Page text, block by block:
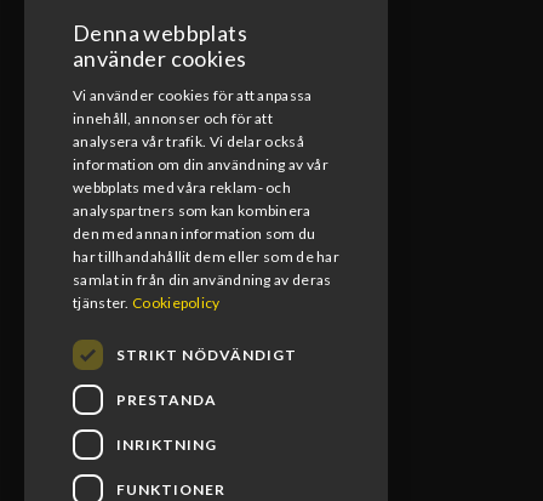
ÖPPETTIDER VERKSTAD
Måndag-Fredag
08:00-17:00
Lunchstängt
12:00-13:00
Denna webbplats
använder cookies
Vi använder cookies för att anpassa
innehåll, annonser och för att
analysera vår trafik. Vi delar också
information om din användning av vår
webbplats med våra reklam- och
analyspartners som kan kombinera
den med annan information som du
har tillhandahållit dem eller som de har
samlat in från din användning av deras
tjänster. Cookiepolicy
STRIKT NÖDVÄNDIGT
PRESTANDA
INRIKTNING
FUNKTIONER